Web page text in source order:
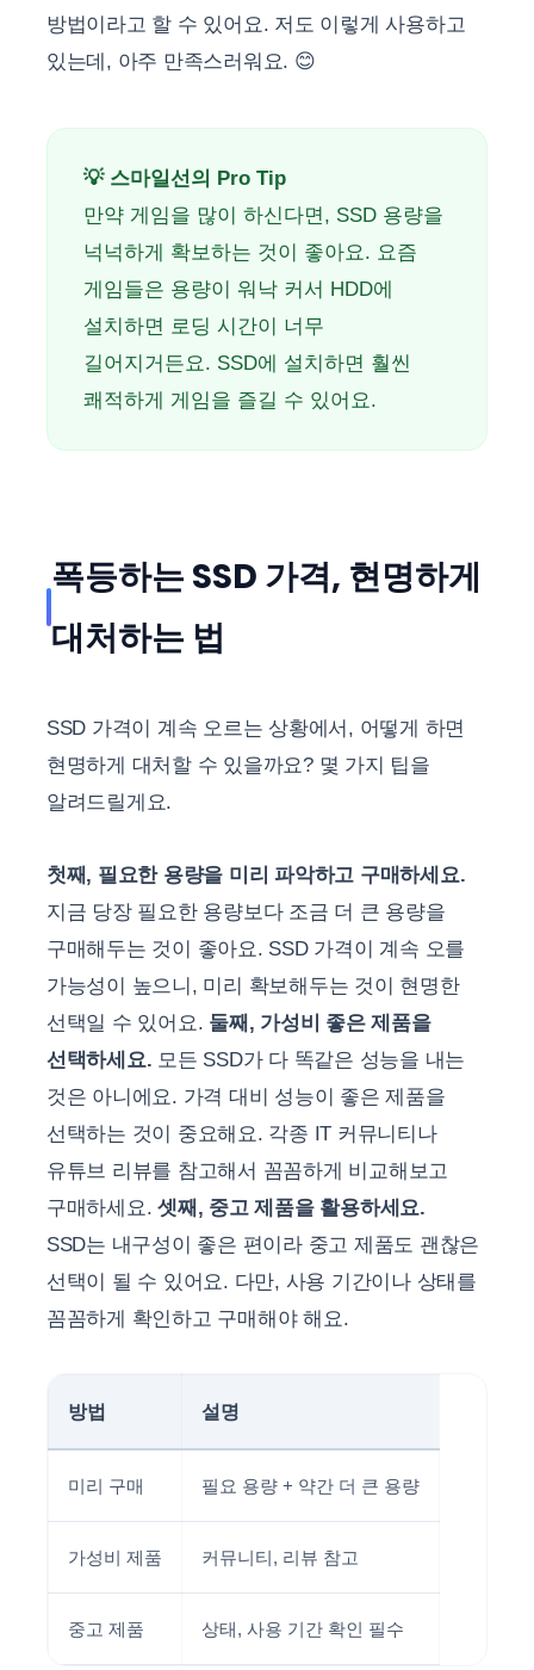
방법이라고 할 수 있어요. 저도 이렇게 사용하고
있는데, 아주 만족스러워요. 😊
💡 스마일선의 Pro Tip
만약 게임을 많이 하신다면, SSD 용량을
넉넉하게 확보하는 것이 좋아요. 요즘
게임들은 용량이 워낙 커서 HDD에
설치하면 로딩 시간이 너무
길어지거든요. SSD에 설치하면 훨씬
쾌적하게 게임을 즐길 수 있어요.
폭등하는 SSD 가격, 현명하게
대처하는 법
SSD 가격이 계속 오르는 상황에서, 어떻게 하면
현명하게 대처할 수 있을까요? 몇 가지 팁을
알려드릴게요.
첫째, 필요한 용량을 미리 파악하고 구매하세요.
지금 당장 필요한 용량보다 조금 더 큰 용량을
구매해두는 것이 좋아요. SSD 가격이 계속 오를
가능성이 높으니, 미리 확보해두는 것이 현명한
선택일 수 있어요. 둘째, 가성비 좋은 제품을
선택하세요. 모든 SSD가 다 똑같은 성능을 내는
것은 아니에요. 가격 대비 성능이 좋은 제품을
선택하는 것이 중요해요. 각종 IT 커뮤니티나
유튜브 리뷰를 참고해서 꼼꼼하게 비교해보고
구매하세요.셋째, 중고 제품을 활용하세요.
SSD는 내구성이 좋은 편이라 중고 제품도 괜찮은
선택이 될 수 있어요. 다만, 사용 기간이나 상태를
꼼꼼하게 확인하고 구매해야 해요.
방법 설명
미리 구매 필요 용량 + 약간 더 큰 용량
가성비 제품 커뮤니티, 리뷰 참고
중고 제품 상태, 사용 기간 확인 필수